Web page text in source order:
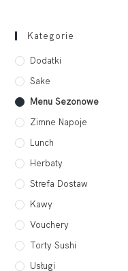
Kategorie
Dodatki
Sake
Menu Sezonowe
Zimne Napoje
Lunch
Herbaty
Strefa Dostaw
Kawy
Vouchery
Torty Sushi
Usługi